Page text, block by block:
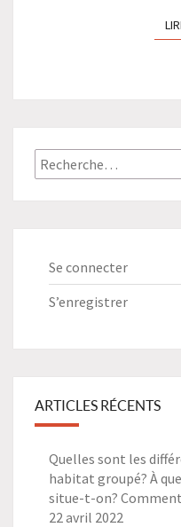
Recherche
:
Se connecter
S’enregistrer
ARTICLES RÉCENTS
Quelles sont les
habitat groupé? À
situe-t-on?
22 avril 2022